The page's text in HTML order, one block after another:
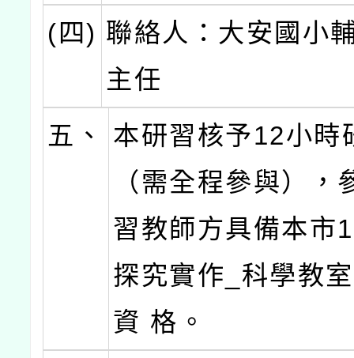
(四) 聯絡人：大安國小
主任
五、
本研習核予12小時
（需全程參與），
習教師方具備本市
探究實作_科學教
資 格。